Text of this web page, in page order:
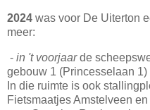
2024 was voor De Uiterton
meer:
- in 't voorjaarde
gebouw 1 (Princesselaan
In die ruimte is ook
Fietsmaatjes Amstelveen